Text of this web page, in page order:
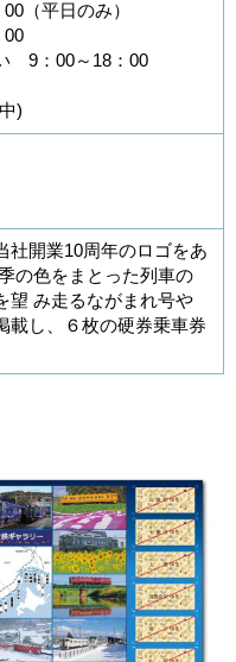
（平日のみ）
00
9：00～18：00
)
社開業10周年のロゴをあ
の色をまとった列車の
望 み走るながまれ号や
載し、６枚の硬券乗車券